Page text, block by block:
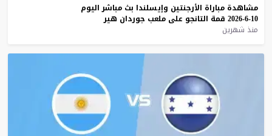
مشاهدة مباراة الأرجنتين وإيسلندا بث مباشر اليوم
10-6-2026
قمة التانجو على ملعب جوردان هير
منذ شهرين